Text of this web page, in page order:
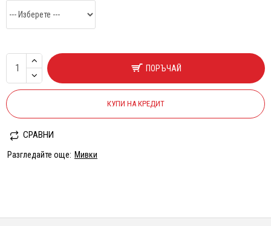
ПОРЪЧАЙ
КУПИ НА КРЕДИТ
СРАВНИ
Разгледайте още: Мивки